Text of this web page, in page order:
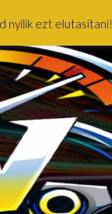
nyílik ezt elutasítani!